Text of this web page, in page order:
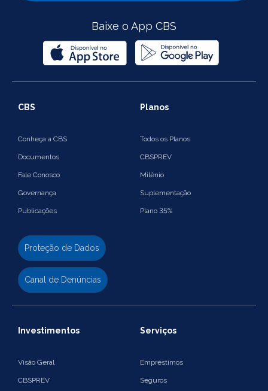
Baixe o App CBS
CBS
Conheça a CBS
Documentos
Fale Conosco
Governança
Publicações
Proteção de Dados
Canal de Denúncias
Planos
Todos os Planos
CBSPREV
Milênio
Suplementação
Plano 35%
Investimentos
Visão Geral
CBSPREV
Serviços
Empréstimos
Seguros